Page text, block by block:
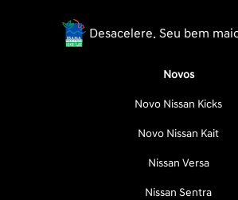
Desacelere. Seu bem
Novos
Novo Nissan Kicks
Novo Nissan Kait
Nissan Versa
Nissan Sentra